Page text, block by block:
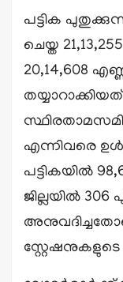
പട്ടിക
ചെയ്ത
20,14,608
എന്നിവരെ
പട്ടികയിൽ
ജില്ലയിൽ